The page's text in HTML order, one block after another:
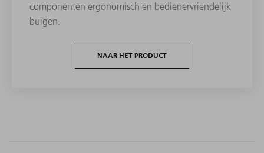
componenten ergonomisch en bedienervriendelijk
buigen.
NAAR HET PRODUCT